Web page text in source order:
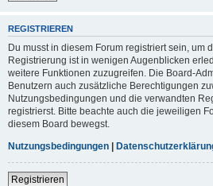
REGISTRIEREN
Du musst in diesem Forum registriert sein, um
Registrierung ist in wenigen Augenblicken
weitere Funktionen zuzugreifen. Die Board-
Benutzern auch zusätzliche Berechtigungen
Nutzungsbedingungen und die verwandten
registrierst. Bitte beachte auch die jeweiligen
diesem Board bewegst.
Nutzungsbedingungen |
Registrieren